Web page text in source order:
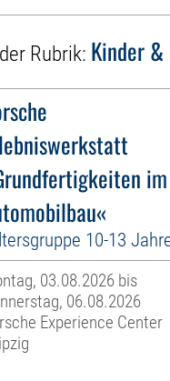
Rubrik: Kinder
im
10-13
03.08.2026 bis
06.08.2026
Experience Center